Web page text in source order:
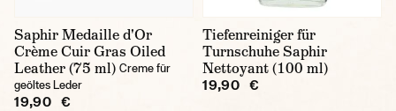
Saphir Medaille d'Or
Crème Cuir Gras Oiled
Leather (75 ml) Creme für
geöltes Leder
19,90 €
Tiefenreiniger für
Turnschuhe Saphir
Nettoyant (100 ml)
19,90 €